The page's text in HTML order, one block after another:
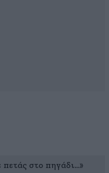
πετάς στο πηγάδι…»